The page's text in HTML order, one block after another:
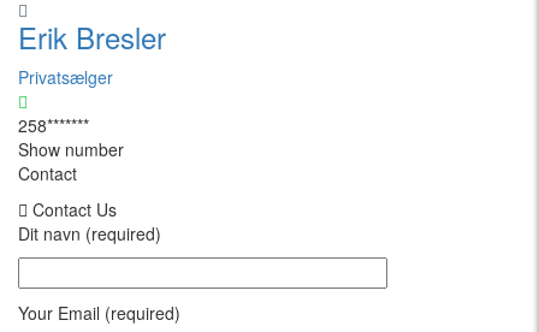
Erik Bresler
Privatsælger
258*******
Show number
Contact
Contact Us
Dit navn (required)
Your Email (required)